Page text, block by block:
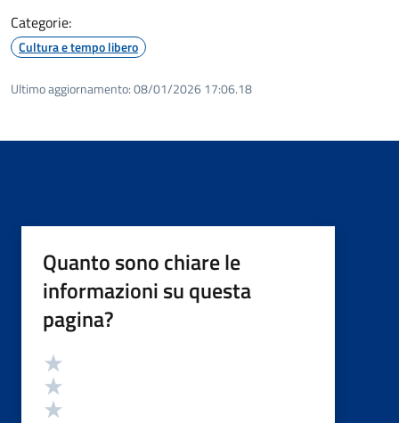
Categorie:
Cultura e tempo libero
Ultimo aggiornamento:08/01/2026 17:06.18
Quanto sono chiare le
informazioni su questa
pagina?
Valutazione